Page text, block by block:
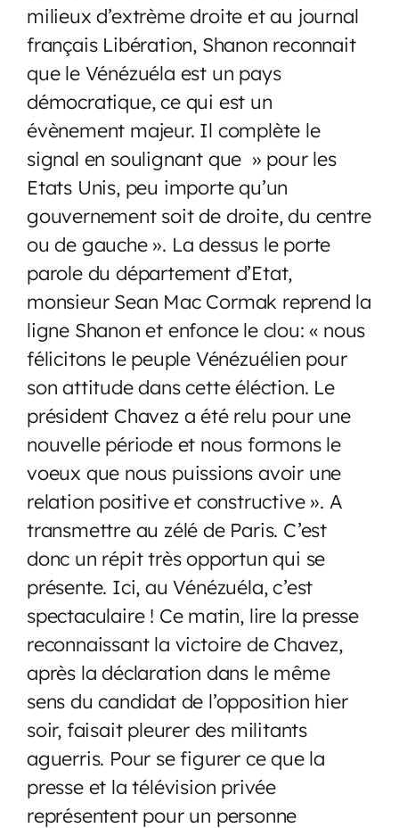
milieux d’extrème droite et au journal
français Libération, Shanon reconnait
que le Vénézuéla est un pays
démocratique, ce qui est un
évènement majeur. Il complète le
signal en soulignant que » pour les
Etats Unis, peu importe qu’un
gouvernement soit de droite, du centre
ou de gauche ». La dessus le porte
parole du département d’Etat,
monsieur Sean Mac Cormak reprend la
ligne Shanon et enfonce le clou: « nous
félicitons le peuple Vénézuélien pour
son attitude dans cette éléction. Le
président Chavez a été relu pour une
nouvelle période et nous formons le
voeux que nous puissions avoir une
relation positive et constructive ». A
transmettre au zélé de Paris. C’est
donc un répit très opportun qui se
présente. Ici, au Vénézuéla, c’est
spectaculaire ! Ce matin, lire la presse
reconnaissant la victoire de Chavez,
après la déclaration dans le même
sens du candidat de l’opposition hier
soir, faisait pleurer des militants
aguerris. Pour se figurer ce que la
presse et la télévision privée
représentent pour un personne